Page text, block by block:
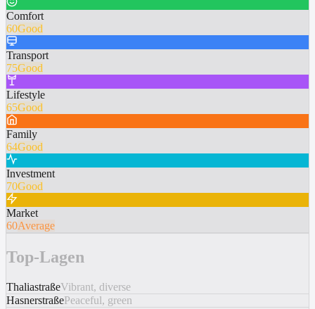
Comfort
60Good
Transport
75Good
Lifestyle
65Good
Family
64Good
Investment
70Good
Market
60Average
Top-Lagen
ThaliastraßeVibrant, diverse
HasnerstraßePeaceful, green